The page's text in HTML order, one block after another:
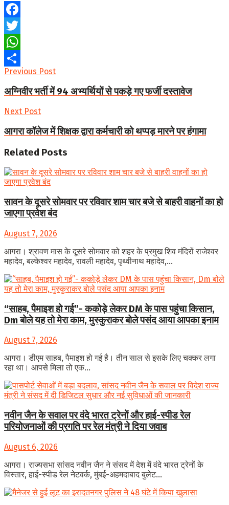
Facebook
Twitter
WhatsApp
Share
Previous Post
अग्निवीर भर्ती में 94 अभ्यर्थियों से पकड़े गए फर्जी दस्तावेज
Next Post
आगरा कॉलेज में शिक्षक द्वारा कर्मचारी को थप्पड़ मारने पर हंगामा
Related Posts
सावन के दूसरे सोमवार पर रविवार शाम चार बजे से बाहरी वाहनों का हो
जाएगा प्रवेश बंद
August 7, 2026
आगरा। श्रावण मास के दूसरे सोमवार को शहर के प्रमुख शिव मंदिरों राजेश्वर
महादेव, बल्केश्वर महादेव, रावली महादेव, पृथ्वीनाथ महादेव,...
“साहब, पैमाइश हो गई”- ककोड़े लेकर DM के पास पहुंचा किसान,
Dm बोले यह तो मेरा काम, मुस्कुराकर बोले पसंद आया आपका इनाम
August 7, 2026
आगरा। डीएम साहब, पैमाइश हो गई है। तीन साल से इसके लिए चक्कर लगा
रहा था। आपसे मिला तो एक...
नवीन जैन के सवाल पर वंदे भारत ट्रेनों और हाई-स्पीड रेल
परियोजनाओं की प्रगति पर रेल मंत्री ने दिया जवाब
August 6, 2026
आगरा। राज्यसभा सांसद नवीन जैन ने संसद में देश में वंदे भारत ट्रेनों के
विस्तार, हाई-स्पीड रेल नेटवर्क, मुंबई-अहमदाबाद बुलेट...